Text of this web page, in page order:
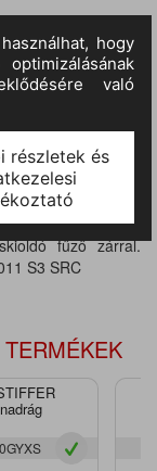
kontrasztos
cipőnyelvvel,
Légáteresztő
fűző zárral.
S3 SRC